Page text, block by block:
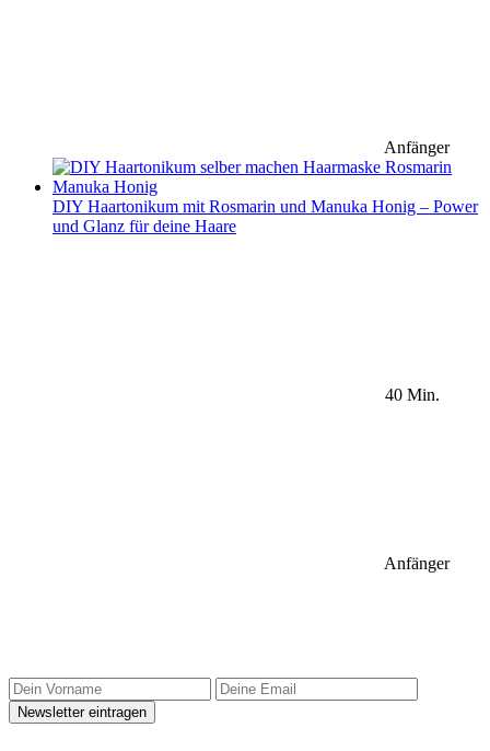
Anfänger
DIY Haartonikum mit Rosmarin und Manuka Honig – Power
und Glanz für deine Haare
40 Min.
Anfänger